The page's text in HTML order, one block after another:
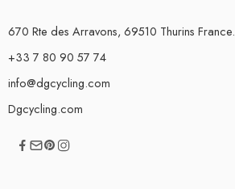
670 Rte des Arravons, 69510 Thurins France.
+33 7 80 90 57 74
info@dgcycling.com
Dgcycling.com